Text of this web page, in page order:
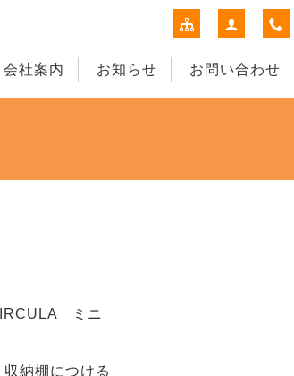
会社案内 お知らせ お問い合わせ
ミニ
収納棚につける